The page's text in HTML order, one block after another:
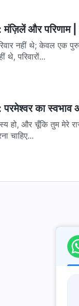
मंज़िलें और
नहीं थे; केवल एक
थे, परिवारों...
परमेश्वर का
हो, और चूँकि तुम मेरे
चाहिए...